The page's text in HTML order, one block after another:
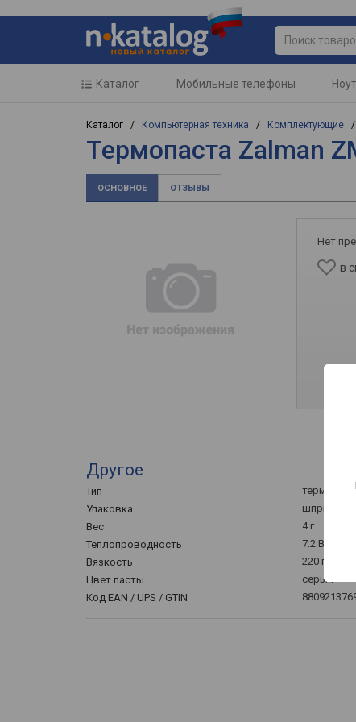
Каталог Мобильные телефоны
Каталог / Компьютерная техника / Комплектующие /
Термопаста Zalman
ОСНОВНОЕ ОТЗЫВЫ
Нет
в
Другое
Тип
Упаковка
шприц
Вес
4 г
Теплопроводность
7.2 Вт
Вязкость
220 пуаз
Цвет пасты
серый
Код EAN / UPS / GTIN